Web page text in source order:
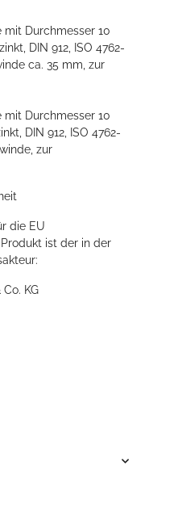
mit Durchmesser 10
DIN 912, ISO 4762-
ca. 35 mm, zur
mit Durchmesser 10
DIN 912, ISO 4762-
zur
die EU
ist der in der
KG